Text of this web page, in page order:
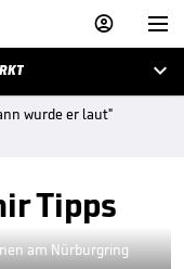



wurde er laut"
Tipps
am Nürburgring